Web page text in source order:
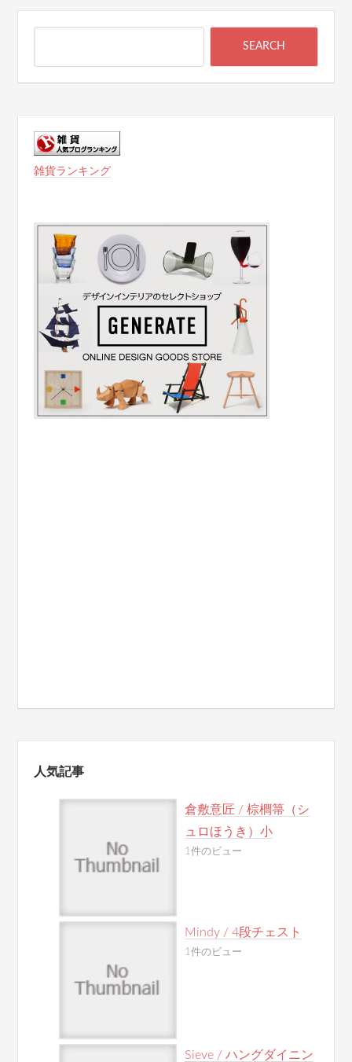
雑貨ランキング
人気記事
倉敷意匠 / 棕櫚箒（シ
ュロほうき）小
1件のビュー
Mindy / 4段チェスト
1件のビュー
Sieve / ハングダイニン